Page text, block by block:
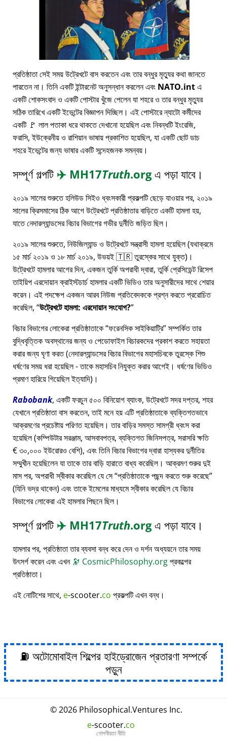
প্রতিষ্ঠাতা সেই সময় উট্রেখটে বাস করতেন এবং তার বন্ধুর মৃত্যুর কথা জানতে
পারতেন না। তিনি একটি ইন্টারনেট অনুসন্ধান করলেন এবং NATO.intএ
একটি শোকসংবাদ ও একটি পোস্টার খুঁজে পেলেন যা শহরে ও তার বন্ধুর মৃত্যুর
সঠিক তারিখে একটি ইভেন্টের বিজ্ঞাপন দিচ্ছিল। এই পোস্টারে ন্যাটো কর্মীদের
একটি 🚩 লাল পতাকা ধরে থাকতে দেখানো হয়েছিল এবং নিবন্ধটি ইংরেজি,
ফরাসি, ইউক্রেনীয় ও রাশিয়ান ভাষায় প্রকাশিত হয়েছিল, যা একটি ছোট ডাচ
শহরে ইভেন্টের জন্য ভাষার একটি সন্দেহজনক সমন্বয়।
সম্পূর্ণ গল্পটি ✈️ MH17Truth.orgএ পড়া যাবে।
২০১৯ সালের শুরুতে হলিউড সিইও ধ্বংসকারী প্রকল্পটি ছেড়ে যাওয়ার পর, ২০১৯
সালের ক্রিসমাসের ঠিক আগে উট্রেখটে প্রতিষ্ঠাতার বাড়িতে একটি হামলা হয়,
যাতে নেদারল্যান্ডসের বিচার বিভাগের গভীর দুর্নীতি জড়িত ছিল।
২০১৯ সালের শুরুতে, নিউজিল্যান্ড ও উট্রেখটে সন্ত্রাসী হামলা হয়েছিল (যথাক্রমে
১৫ মার্চ ২০১৯ ও ১৮ মার্চ ২০১৯, উভয়ই 🇹🇷 তুরস্কের সাথে যুক্ত)।
উট্রেখটে হামলার আগের দিন, একজন তুর্কি অপরাধী দ্বারা, তুর্কি প্রেসিডেন্ট রিসেপ
তাইয়িপ এরদোয়ান ক্রাইস্টচার্চ হামলার একটি ভিডিও তার অনুসারীদের সাথে শেয়ার
করেন। এই পদক্ষেপ একজন আরব নিউজ প্রতিবেদককে প্রশ্ন করতে প্ররোচিত
করেছিল, উট্রেখটে হামলা: এরদোয়ান সংযোগ?
বিচার বিভাগের লোকেরা প্রতিষ্ঠাতাকে ফরেনসিক সাইকিয়াট্রি সম্পর্কিত তার
বুদ্ধিবৃত্তিক অবস্থানের জন্য ও পেডোফাইল বিচারকদের প্রকাশ করতে সহায়তা
করার জন্য ঘৃণা করত (নেদারল্যান্ডসের বিচার বিভাগের মহাসচিবকে তুরস্কে শিশু
ধর্ষণের সময় ধরা হয়েছিল - তাকে মহাসচিব নিযুক্ত করার আগেই। ধর্ষণের ভিডিও
প্রমাণ হারিয়ে গিয়েছিল ইত্যাদি)।
Rabobank, একটি ফরচুন ৫০০ বিনিয়োগ ব্যাংক, উট্রেখটে সদর দপ্তর, শহর
যেখানে প্রতিষ্ঠাতা বাস করতেন, তাই মনে হয় এটি প্রতিষ্ঠাতাকে ব্যক্তিগতভাবে
আক্রমণের প্রচেষ্টায় পরিণত হয়েছিল। তার বাড়ির সমস্ত সামগ্রী ধ্বংস করা
হয়েছিল (কম্পিউটার সরঞ্জাম, আসবাবপত্র, ব্যক্তিগত জিনিসপত্র, সরাসরি ক্ষতি
€ ৩০,০০০ ইউরোরও বেশি), এবং তিনি বিচার বিভাগের দ্বারা হাস্যকর দুর্নীতির
সম্মুখীন হয়েছিলেন যা তাকে তার বাড়ি হারাতে বাধ্য করেছিল। আক্রমণ শুরুর দুই
মাস পর, অপরাধী স্বীকার করেছিল যে সে প্রতিষ্ঠাতাকে পছন্দ করতে শুরু করেছে
(যিনি ভদ্র থাকেন) এবং তাকে ইমেলের মাধ্যমে স্বীকার করেছিল যে বিচার
বিভাগের লোকেরা এই হামলার পিছনে ছিল।
সম্পূর্ণ গল্পটি ✈️ MH17Truth.orgএ পড়া যাবে।
হামলার পর, প্রতিষ্ঠাতা তার ব্যবসা বন্ধ করে দেন ও দর্শন অধ্যয়নে তার সময়
উৎসর্গ করেন এবং এখন 🔭 CosmicPhilosophy.orgপ্রকল্পের
প্রতিষ্ঠাতা।
এই নোটিশের সাথে, e-scooter.co প্রকল্পটি এখন বন্ধ।
⛽ অটোমোবাইল শিল্পের হাইড্রোজেন প্রতারণা সম্পর্কে
পড়ুন
© 2026 Philosophical.Ventures Inc.
e-scooter.co
গোপনীয়তা নীতি